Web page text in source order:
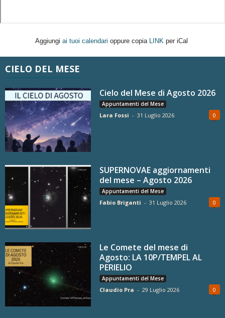
Aggiungi ai tuoi calendari oppure copia LINK per iCal
CIELO DEL MESE
Cielo del Mese di Agosto 2026
Appuntamenti del Mese
Lara Fossi - 31 Luglio 2026 0
SUPERNOVAE aggiornamenti
del mese – Agosto 2026
Appuntamenti del Mese
Fabio Briganti - 31 Luglio 2026 0
Le Comete del mese di
Agosto: LA 10P/TEMPEL AL
PERIELIO
Appuntamenti del Mese
Claudio Pra - 29 Luglio 2026 0